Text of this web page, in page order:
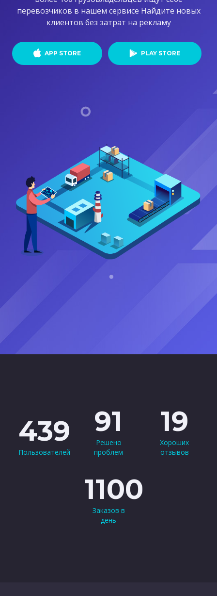
перевозчиков в нашем сервисе Найдите новых
клиентов без затрат на рекламу
APP STORE PLAY STORE
439
Пользователей
91
Решено
проблем
19
Хороших
отзывов
1100
Заказов в
день